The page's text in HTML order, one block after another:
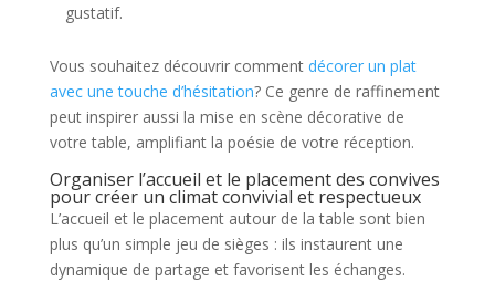
gustatif.
Vous souhaitez découvrir comment décorer un plat
avec une touche d’hésitation? Ce genre de raffinement
peut inspirer aussi la mise en scène décorative de
votre table, amplifiant la poésie de votre réception.
Organiser l’accueil et le placement des convives
pour créer un climat convivial et respectueux
L’accueil et le placement autour de la table sont bien
plus qu’un simple jeu de sièges : ils instaurent une
dynamique de partage et favorisent les échanges.